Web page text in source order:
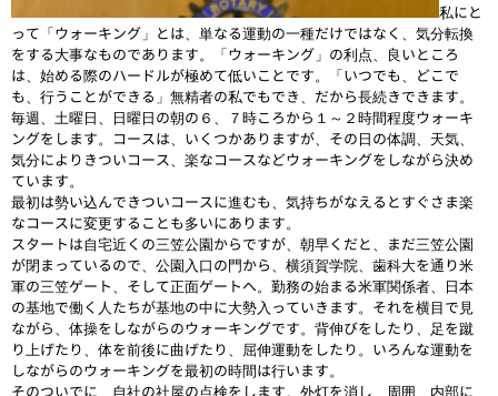
私にと
って「ウォーキング」とは、単なる運動の一種だけではなく、気分転換
をする大事なものであります。「ウォーキング」の利点、良いところ
は、始める際のハードルが極めて低いことです。「いつでも、どこで
も、行うことができる」無精者の私でもでき、だから長続きできます。
毎週、土曜日、日曜日の朝の６、７時ころから１～２時間程度ウォーキ
ングをします。コースは、いくつかありますが、その日の体調、天気、
気分によりきついコース、楽なコースなどウォーキングをしながら決め
ています。
最初は勢い込んできついコースに進むも、気持ちがなえるとすぐさま楽
なコースに変更することも多いにあります。
スタートは自宅近くの三笠公園からですが、朝早くだと、まだ三笠公園
が閉まっているので、公園入口の門から、横須賀学院、歯科大を通り米
軍の三笠ゲート、そして正面ゲートへ。勤務の始まる米軍関係者、日本
の基地で働く人たちが基地の中に大勢入っていきます。それを横目で見
ながら、体操をしながらのウォーキングです。背伸びをしたり、足を蹴
り上げたり、体を前後に曲げたり、屈伸運動をしたり。いろんな運動を
しながらのウォーキングを最初の時間は行います。
そのついでに、自社の社屋の点検をします。外灯を消し、周囲、内部に